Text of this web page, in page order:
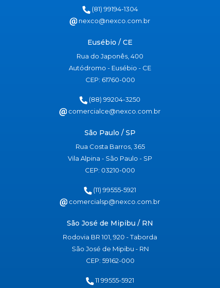
(81) 99194-1304
nexco@nexco.com.br
Eusébio / CE
Rua do Japonês, 400
Autódromo - Eusébio - CE
CEP: 61760-000
(88) 99204-3250
comercialce@nexco.com.br
São Paulo / SP
Rua Costa Barros, 365
Vila Alpina - São Paulo - SP
CEP: 03210-000
(11) 99555-5921
comercialsp@nexco.com.br
São José de Mipibu / RN
Rodovia BR 101, 920 - Taborda
São José de Mipibu - RN
CEP: 59162-000
11 99555-5921